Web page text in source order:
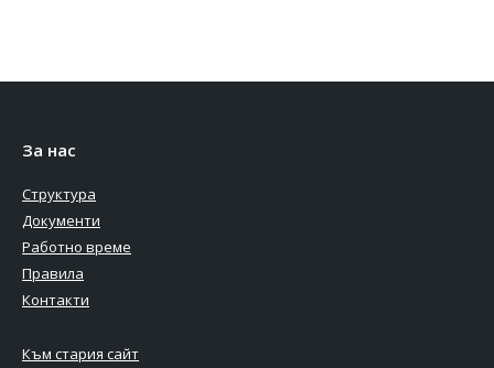
За нас
Структура
Документи
Работно време
Правила
Контакти
Към стария сайт